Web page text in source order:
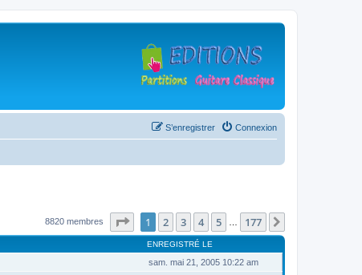
Connexion
S’enregistrer
8820 membres Page sur177
1 2 3 4 5 177
ENREGISTRÉ LE
sam. mai 21, 2005 10:22 am